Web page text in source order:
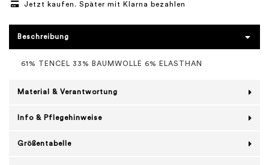
Jetzt kaufen. Später mit Klarna bezahlen
Beschreibung
61% TENCEL 33% BAUMWOLLE 6% ELASTHAN
Material & Verantwortung
Info & Pflegehinweise
Größentabelle